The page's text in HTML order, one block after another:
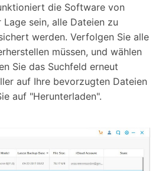
die Software von
sein, alle Dateien zu
werden. Verfolgen Sie alle
müssen, und wählen
Sie das Suchfeld erneut
auf Ihre bevorzugten Dateien
auf "Herunterladen".